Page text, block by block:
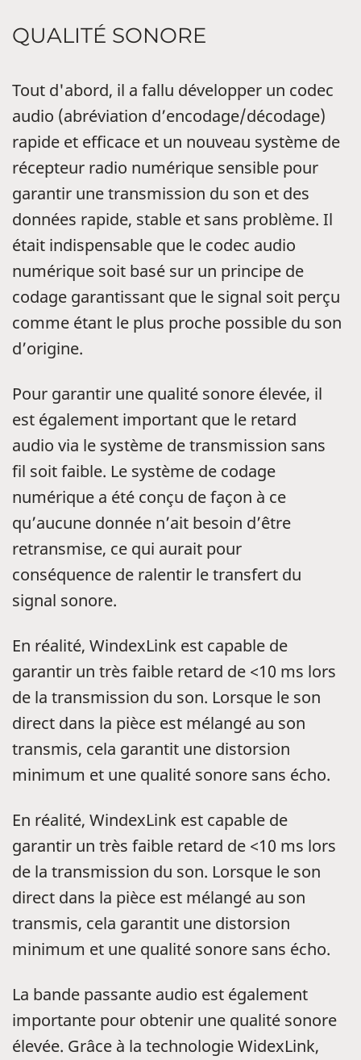
QUALITÉ SONORE
Tout d'abord, il a fallu développer un codec
audio (abréviation d’encodage/décodage)
rapide et efficace et un nouveau système de
récepteur radio numérique sensible pour
garantir une transmission du son et des
données rapide, stable et sans problème. Il
était indispensable que le codec audio
numérique soit basé sur un principe de
codage garantissant que le signal soit perçu
comme étant le plus proche possible du son
d’origine.
Pour garantir une qualité sonore élevée, il
est également important que le retard
audio via le système de transmission sans
fil soit faible. Le système de codage
numérique a été conçu de façon à ce
qu’aucune donnée n’ait besoin d’être
retransmise, ce qui aurait pour
conséquence de ralentir le transfert du
signal sonore.
En réalité, WindexLink est capable de
garantir un très faible retard de <10 ms lors
de la transmission du son. Lorsque le son
direct dans la pièce est mélangé au son
transmis, cela garantit une distorsion
minimum et une qualité sonore sans écho.
En réalité, WindexLink est capable de
garantir un très faible retard de <10 ms lors
de la transmission du son. Lorsque le son
direct dans la pièce est mélangé au son
transmis, cela garantit une distorsion
minimum et une qualité sonore sans écho.
La bande passante audio est également
importante pour obtenir une qualité sonore
élevée. Grâce à la technologie WidexLink,